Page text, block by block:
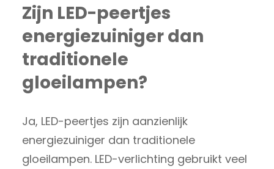
Zijn LED-peertjes
energiezuiniger dan
traditionele
gloeilampen?
Ja, LED-peertjes zijn aanzienlijk
energiezuiniger dan traditionele
gloeilampen. LED-verlichting gebruikt veel